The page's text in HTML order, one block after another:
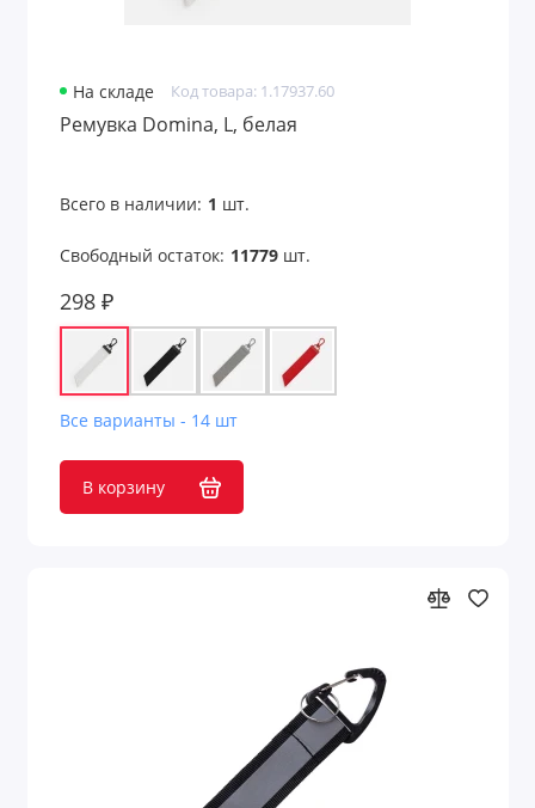
На складе Код товара: 1.17937.60
Ремувка Domina, L, белая
Всего в наличии: 1 шт.
Свободный остаток: 11779шт.
298 ₽
Все варианты - 14 шт
В корзину